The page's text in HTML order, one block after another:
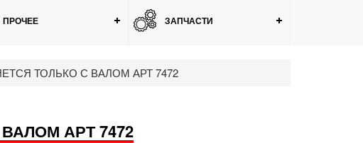
ПРОЧЕЕ ЗАПЧАСТИ
ТОЛЬКО С ВАЛОМ АРТ 7472
АРТ 7472